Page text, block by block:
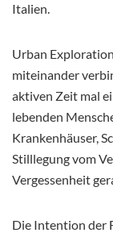
Italien.
Urban
miteinander
aktiven Zeit mal
lebenden
Krankenhäuser,
Stilllegung vom
Vergessenheit
Die Intention der